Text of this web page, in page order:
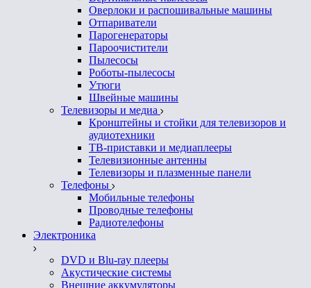
Оверлоки и распошивальные машины
Отпариватели
Парогенераторы
Пароочистители
Пылесосы
Роботы-пылесосы
Утюги
Швейные машины
Телевизоры и медиа
Кронштейны и стойки для телевизоров и
аудиотехники
ТВ-приставки и медиаплееры
Телевизионные антенны
Телевизоры и плазменные панели
Телефоны
Мобильные телефоны
Проводные телефоны
Радиотелефоны
Электроника
DVD и Blu-ray плееры
Акустические системы
Внешние аккумуляторы